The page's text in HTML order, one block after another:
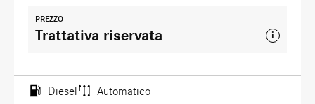
PREZZO
Trattativa riservata i
Diesel Automatico